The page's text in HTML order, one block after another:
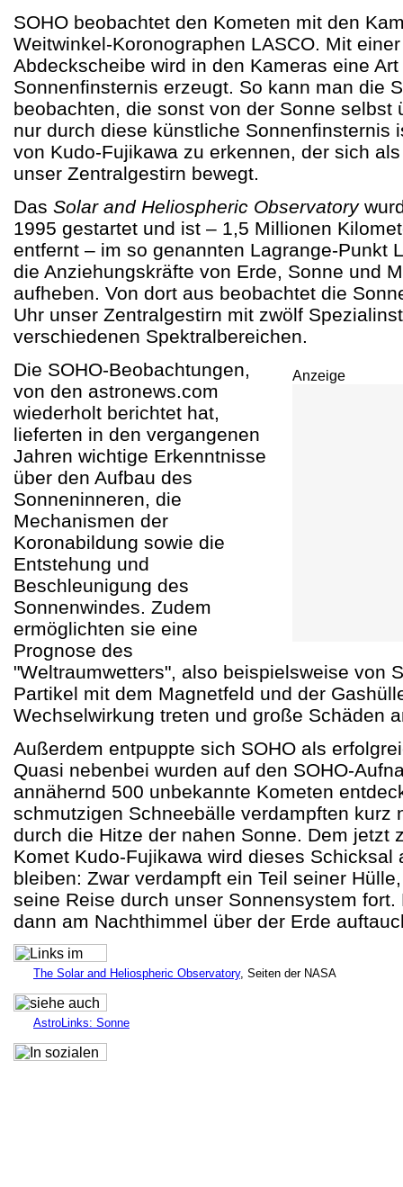
SOHO beobachtet den Kometen mit den
Weitwinkel-Koronographen LASCO. Mit
Abdeckscheibe wird in den Kameras eine
Sonnenfinsternis erzeugt. So kann man die
beobachten, die sonst von der Sonne selbst
nur durch diese künstliche Sonnenfinsternis
von Kudo-Fujikawa zu erkennen, der sich
unser Zentralgestirn bewegt.
Das Solar and Heliospheric Observatory
1995 gestartet und ist – 1,5 Millionen
entfernt – im so genannten Lagrange-Punkt
die Anziehungskräfte von Erde, Sonne und
aufheben. Von dort aus beobachtet die
Uhr unser Zentralgestirn mit zwölf
verschiedenen Spektralbereichen.
Anzeige
Die SOHO-Beobachtungen,
von den astronews.com
wiederholt berichtet hat,
lieferten in den vergangenen
Jahren wichtige Erkenntnisse
über den Aufbau des
Sonneninneren, die
Mechanismen der
Koronabildung sowie die
Entstehung und
Beschleunigung des
Sonnenwindes. Zudem
ermöglichten sie eine
Prognose des
"Weltraumwetters", also beispielsweise von
Partikel mit dem Magnetfeld und der
Wechselwirkung treten und große Schäden
Außerdem entpuppte sich SOHO als
Quasi nebenbei wurden auf den SOHO-
annähernd 500 unbekannte Kometen
schmutzigen Schneebälle verdampften kurz
durch die Hitze der nahen Sonne. Dem jetzt
Komet Kudo-Fujikawa wird dieses Schicksal
bleiben: Zwar verdampft ein Teil seiner
seine Reise durch unser Sonnensystem fort.
dann am Nachthimmel über der Erde
The Solar and Heliospheric Observatory, Seiten der NASA
AstroLinks: Sonne